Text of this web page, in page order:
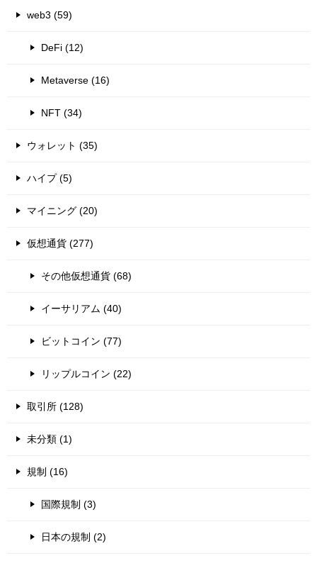
web3 (59)
DeFi (12)
Metaverse (16)
NFT (34)
ウォレット (35)
ハイプ (5)
マイニング (20)
仮想通貨 (277)
その他仮想通貨 (68)
イーサリアム (40)
ビットコイン (77)
リップルコイン (22)
取引所 (128)
未分類 (1)
規制 (16)
国際規制 (3)
日本の規制 (2)